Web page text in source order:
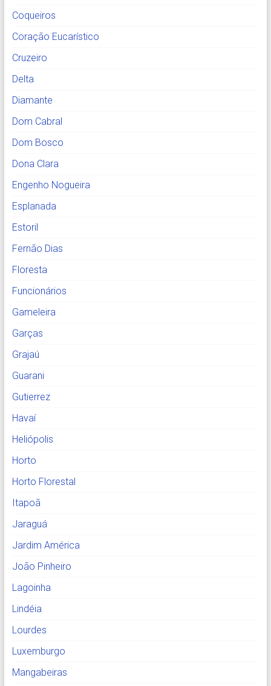
Coqueiros
Coração Eucarístico
Cruzeiro
Delta
Diamante
Dom Cabral
Dom Bosco
Dona Clara
Engenho Nogueira
Esplanada
Estoril
Fernão Dias
Floresta
Funcionários
Gameleira
Garças
Grajaú
Guarani
Gutierrez
Havaí
Heliópolis
Horto
Horto Florestal
Itapoã
Jaraguá
Jardim América
João Pinheiro
Lagoinha
Lindéia
Lourdes
Luxemburgo
Mangabeiras